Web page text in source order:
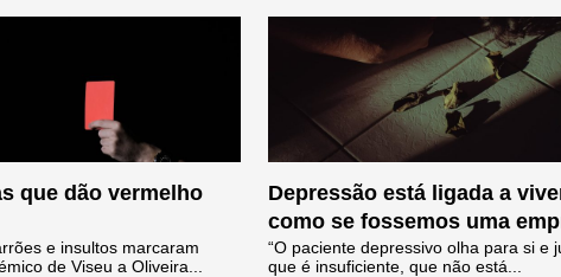
que dão vermelho
e insultos marcaram
de Viseu a Oliveira...
Depressão está ligada a
como se fossemos uma
“O paciente depressivo olha para si e
que é insuficiente, que não está...